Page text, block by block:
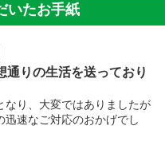
いたお手紙
通りの生活を送っており
なり、大変ではありましたが
速なご対応のおかげでし